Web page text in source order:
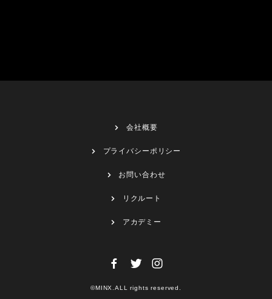
会社概要
プライバシーポリシー
お問い合わせ
リクルート
アカデミー
©MINX.ALL rights reserved.